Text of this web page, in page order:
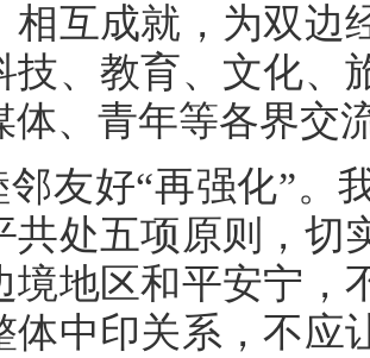
相互成就，为双边
技、教育、文化、
体、青年等各界交
邻友好“再强化”。
共处五项原则，切
境地区和平安宁，
体中印关系，不应